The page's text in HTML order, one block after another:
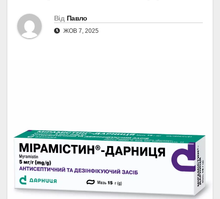
Від Павло
ЖОВ 7, 2025